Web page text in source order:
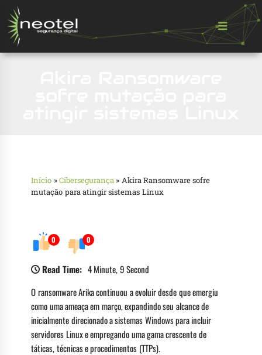
Início »Cibersegurança » Akira Ransomware sofre
mutação para atingir sistemas Linux
0 0
Read Time: 4 Minute, 9 Second
O ransomware Arika continuou a evoluir desde que emergiu
como uma ameaça em março, expandindo seu alcance de
inicialmente direcionado a sistemas Windows para incluir
servidores Linux e empregando uma gama crescente de
táticas, técnicas e procedimentos (TTPs).